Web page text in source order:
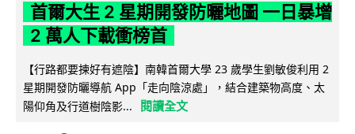
首爾大生 2 星期開發防曬地圖 一日暴增
2 萬人下載衝榜首
【行路都要揀好有遮陰】南韓首爾大學 23 歲學生劉敏俊利用 2
星期開發防曬導航 App「走向陰涼處」，結合建築物高度、太
陽仰角及行道樹陰影...
閱讀全文